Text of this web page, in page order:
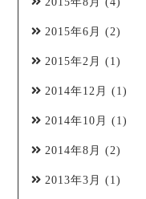
2015年6月 (2)
2015年2月 (1)
2014年12月 (1)
2014年10月 (1)
2014年8月 (2)
2013年3月 (1)